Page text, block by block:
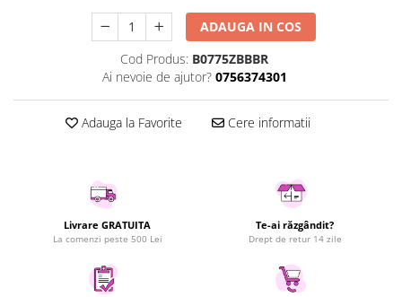
Uscatoare rufe
Utilaje si materiale de constructii
Laptop, Tablete & Telefoane
Accesorii tablete
Telefoane Mobile & accesorii
Electrocasnice & Climatizare
Accesorii si piese masini spalat
rufe si uscatoare
Accesorii si piese masini spalat
Aparate Frigorifice
ADAUGA IN COS
Cod Produs: B0775ZBBBR
Ai nevoie de ajutor? 0756374301
Adauga la Favorite Cere informatii
Livrare GRATUITA
La comenzi peste 500 Lei
Te-ai răzgândit?
Drept de retur 14 zile